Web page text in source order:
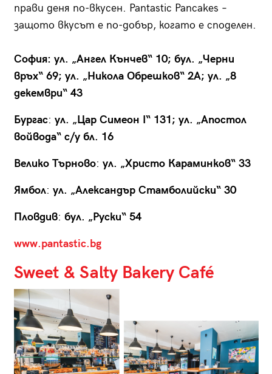
прави деня по-вкусен. Pantastic Pancakes –
защото вкусът е по-добър, когато е споделен.
София: ул. „Ангел Кънчев“ 10; бул. „Черни
връх“ 69; ул. „Никола Обрешков“ 2А; ул. „8
декември“ 43
Бургас: ул. „Цар Симеон I“ 131; ул. „Апостол
войвода“ с/у бл. 16
Велико Търново: ул. „Христо Караминков“ 33
Ямбол: ул. „Александър Стамболийски“ 30
Пловдив: бул. „Руски“ 54
www.pantastic.bg
Sweet & Salty Bakery Café